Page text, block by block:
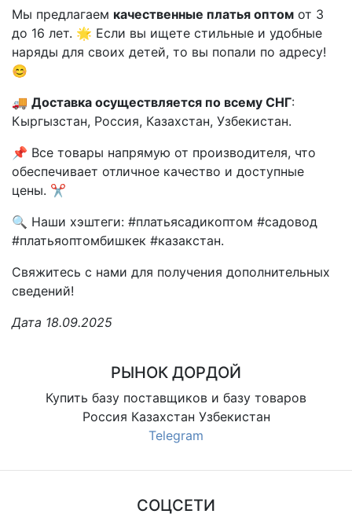
Мы предлагаем качественные платья оптом от 3
до 16 лет. 🌟 Если вы ищете стильные и удобные
наряды для своих детей, то вы попали по адресу!
😊
🚚 Доставка осуществляется по всему СНГ:
Кыргызстан, Россия, Казахстан, Узбекистан.
📌 Все товары напрямую от производителя, что
обеспечивает отличное качество и доступные
цены. ✂️
🔍 Наши хэштеги: #платьясадикоптом #садовод
#платьяоптомбишкек #казакстан.
Свяжитесь с нами для получения дополнительных
сведений!
Дата 18.09.2025
РЫНОК ДОРДОЙ
Купить базу поставщиков и базу товаров
Россия Казахстан Узбекистан
Telegram
СОЦСЕТИ